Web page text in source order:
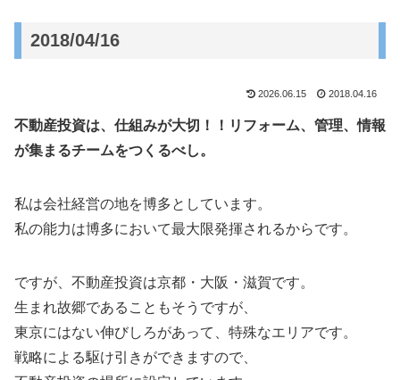
2018/04/16
2026.06.15 2018.04.16
不動産投資は、仕組みが大切！！リフォーム、管理、情報
が集まるチームをつくるべし。
私は会社経営の地を博多としています。
私の能力は博多において最大限発揮されるからです。
ですが、不動産投資は京都・大阪・滋賀です。
生まれ故郷であることもそうですが、
東京にはない伸びしろがあって、特殊なエリアです。
戦略による駆け引きができますので、